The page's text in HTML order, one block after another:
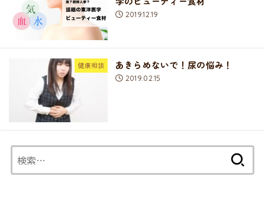
2019.12.19
健康相談 あきらめないで！尿の悩み！
2019.02.15
索: